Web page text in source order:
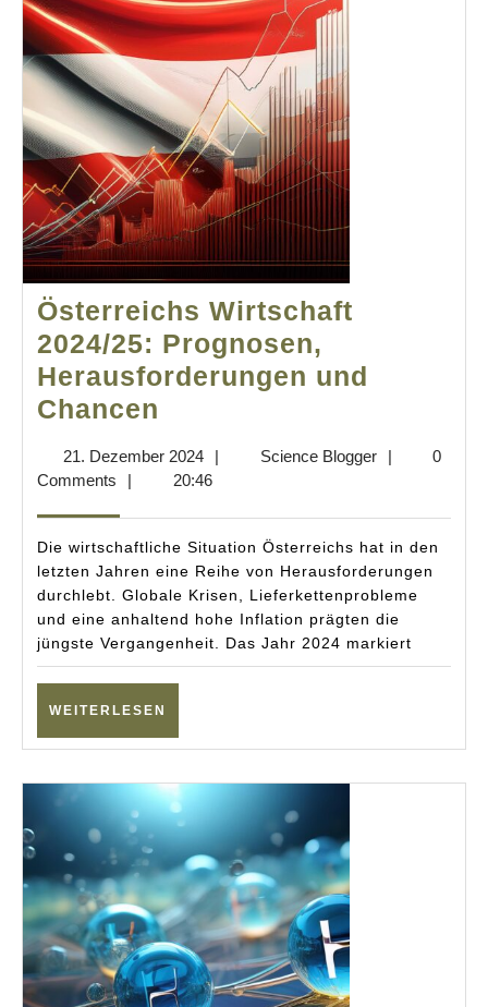
Österreichs Wirtschaft
2024/25: Prognosen,
Herausforderungen und
Chancen
2024/25:
Herausforderungen
und
Chancen
21. Dezember 202421.
Dezember
| Science BloggerScience
|
0
Comments
| 20:46
Die wirtschaftliche Situation Österreichs hat in den
letzten Jahren eine Reihe von Herausforderungen
durchlebt. Globale Krisen, Lieferkettenprobleme
und eine anhaltend hohe Inflation prägten die
jüngste Vergangenheit. Das Jahr 2024 markiert
WEITERLESEN